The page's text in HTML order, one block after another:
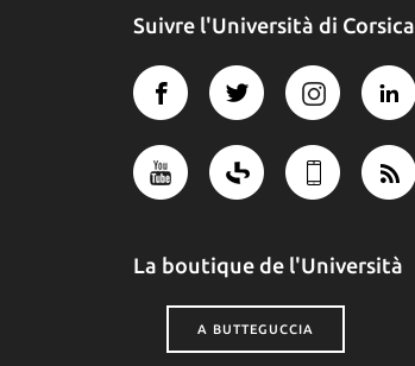
Suivre l'Università di Corsica
La boutique de l'Università
A BUTTEGUCCIA